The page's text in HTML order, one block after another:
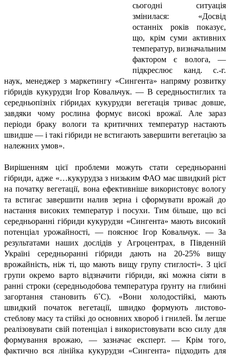
сьогодні ситуація
змінилася: «Досвід
останніх років показує,
що, крім суми активних
температур, визначальним
фактором є волога, —
підкреслює канд. с.-г.
наук, менеджер з маркетингу «Сингента» напряму розвитку
гібридів кукурудзи Ігор Ковальчук. — В середньостиглих та
середньопізніх гібридах кукурудзи вегетація триває довше,
завдяки чому рослина формує високі врожаї. Але зараз
періоди браку вологи та критичних температур настають
швидше — і такі гібриди не встигають завершити вегетацію за
належних умов».
Вирішенням цієї проблеми можуть стати середньоранні
гібриди, адже «…кукурудза з низьким ФАО має швидкий ріст
на початку вегетації, вона ефективніше використовує вологу
та встигає завершити налив зерна і сформувати врожай до
настання високих температур і посухи. Тим більше, що всі
середньоранні гібриди кукурудзи «Сингента» мають високий
потенціал урожайності, — пояснює Ігор Ковальчук. — За
результатами наших дослідів у Агроцентрах, в Південній
Україні середньоранні гібриди дають на 20-25% вищу
врожайність, ніж ті, що мають вищу групу стиглості». З цієї
групи окремо варто відзначити гібриди, які можна сіяти в
ранні строки (середньодобова температура ґрунту на глибині
загортання становить 6˚С). «Вони холодо­стійкі, мають
швидкий початок вегетації, швидко формують листово-
стеблову масу та стійкі до основних хвороб і гнилей. Їм легше
реалізовувати свій потенціал і використовувати всю силу для
формування врожаю, — зазначає експерт. — Крім того,
фактично вся лінійка кукурудзи «Сингента» підходить для